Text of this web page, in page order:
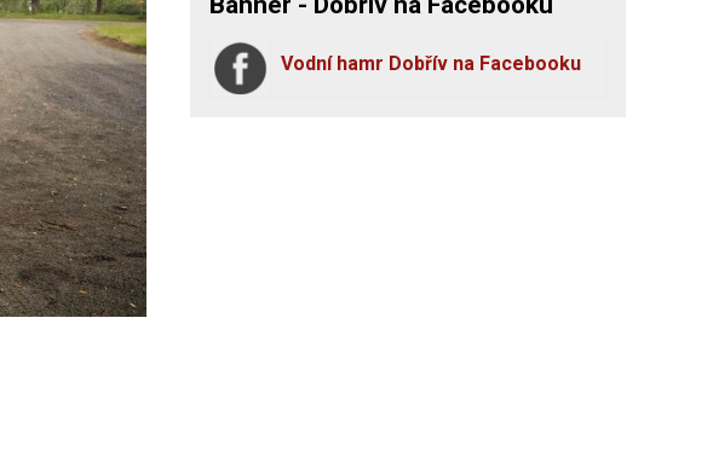
Vodní hamr Dobřív na Facebooku